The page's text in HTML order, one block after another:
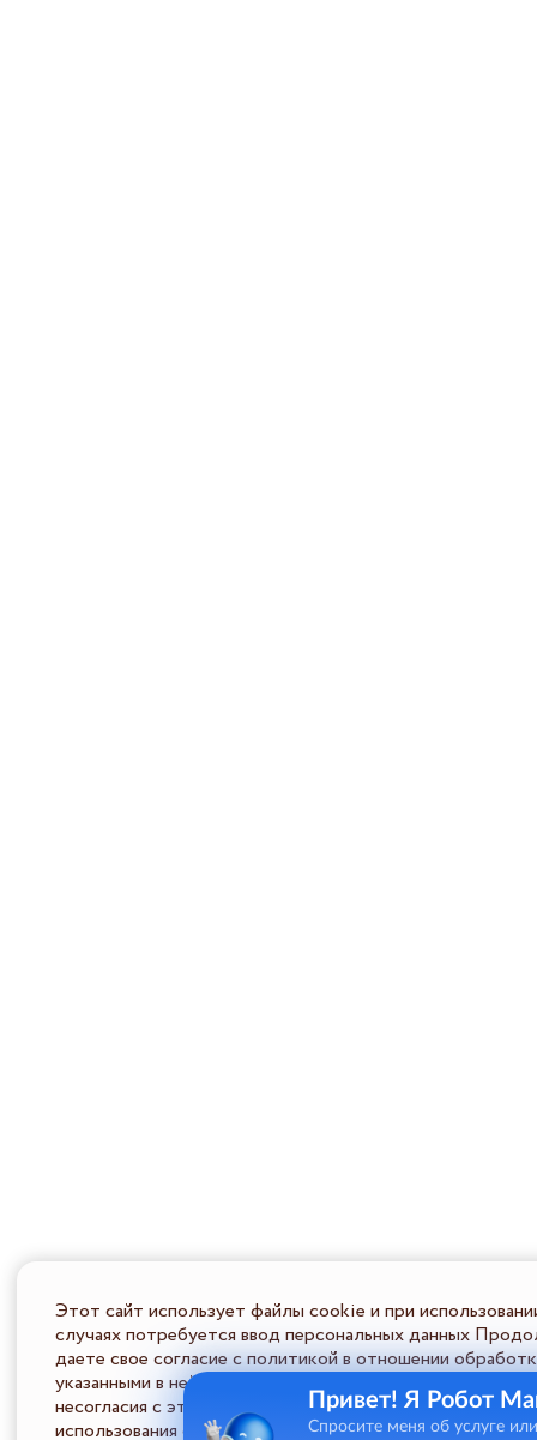
Этот сайт использует файлы cookie и при
случаях потребуется ввод персональных данных
даете свое согласие с политикой в отношении
указанными в ней условиями обработки персональной
несогласия с этими условиями Пользователь должен
использования сайта.
Привет! Я Робот
Спросите меня об услуге